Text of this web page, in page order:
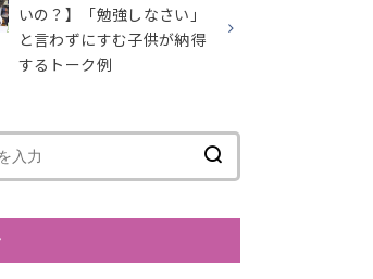
いの？】「勉強しなさい」
と言わずにすむ子供が納得
するトーク例